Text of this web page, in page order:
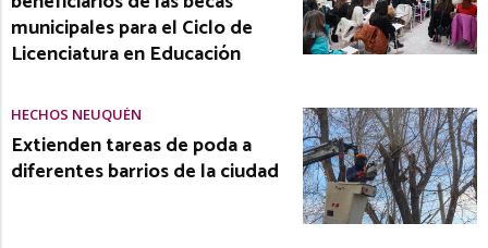
municipales para el Ciclo de
Licenciatura en Educación
HECHOS NEUQUÉN
Extienden tareas de poda a
diferentes barrios de la ciudad